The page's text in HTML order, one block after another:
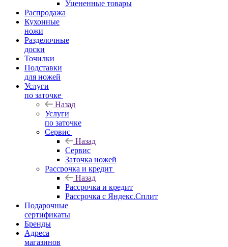
Уцененные товары
Распродажа
Кухонные
ножи
Разделочные
доски
Точилки
Подставки
для ножей
Услуги
по заточке
Назад
Услуги
по заточке
Сервис
Назад
Сервис
Заточка ножей
Рассрочка и кредит
Назад
Рассрочка и кредит
Рассрочка с Яндекс.Сплит
Подарочные
сертификаты
Бренды
Адреса
магазинов